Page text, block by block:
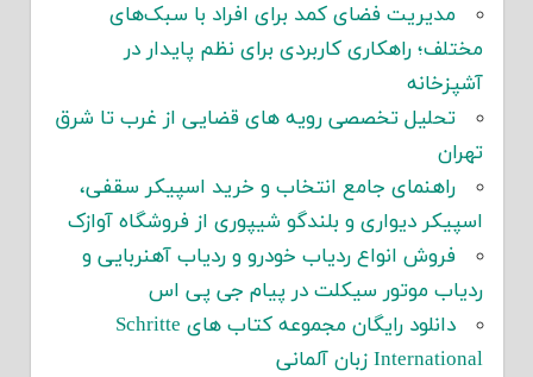
مدیریت فضای کمد برای افراد با سبک‌های
مختلف؛ راهکاری کاربردی برای نظم پایدار در
آشپزخانه
تحلیل تخصصی رویه های قضایی از غرب تا شرق
تهران
راهنمای جامع انتخاب و خرید اسپیکر سقفی،
اسپیکر دیواری و بلندگو شیپوری از فروشگاه آوازک
فروش انواع ردیاب خودرو و ردیاب آهنربایی و
ردیاب موتور سیکلت در پیام جی پی اس
دانلود رایگان مجموعه کتاب های Schritte
International زبان آلمانی